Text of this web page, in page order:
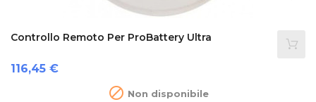
Controllo Remoto Per ProBattery Ultra
Prezzo
116,45 €
 Non disponibile